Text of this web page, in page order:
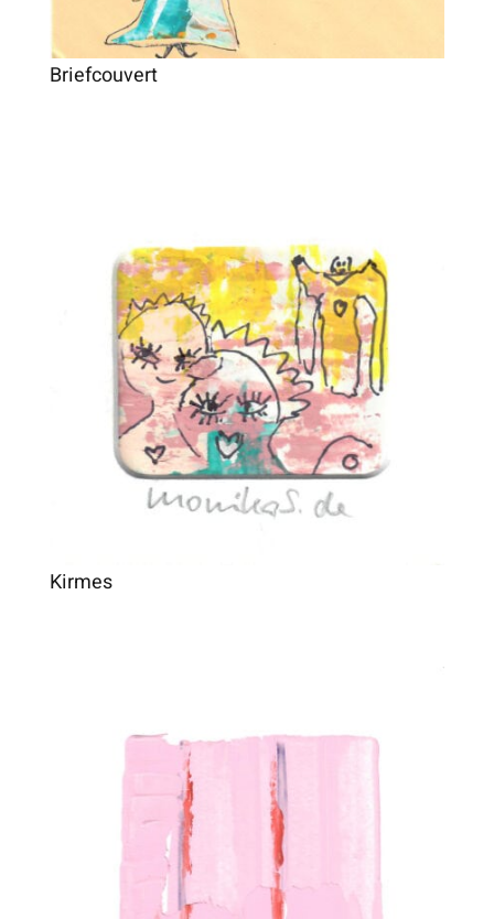
Briefcouvert
Kirmes